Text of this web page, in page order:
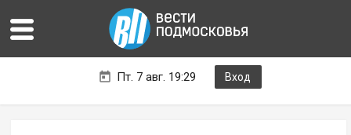
Пт. 7 авг. 19:29 Вход